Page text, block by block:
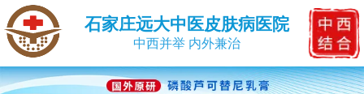
石家庄远大中医皮肤病医院
中西并举 内外兼治